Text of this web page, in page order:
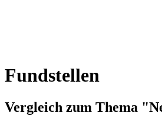
Fundstellen
Vergleich zum Thema